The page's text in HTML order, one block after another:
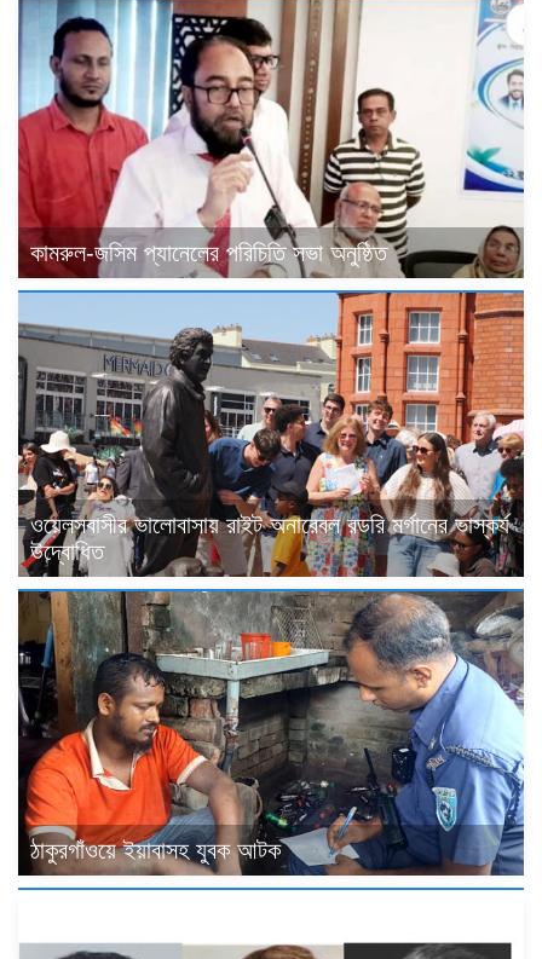
কামরুল-জসিম প্যানেলের পরিচিতি সভা অনুষ্ঠিত
ওয়েলসবাসীর ভালোবাসায় রাইট অনারেবল রডরি মর্গানের ভাস্কর্য
উদ্বোধিত
ঠাকুরগাঁওয়ে ইয়াবাসহ যুবক আটক